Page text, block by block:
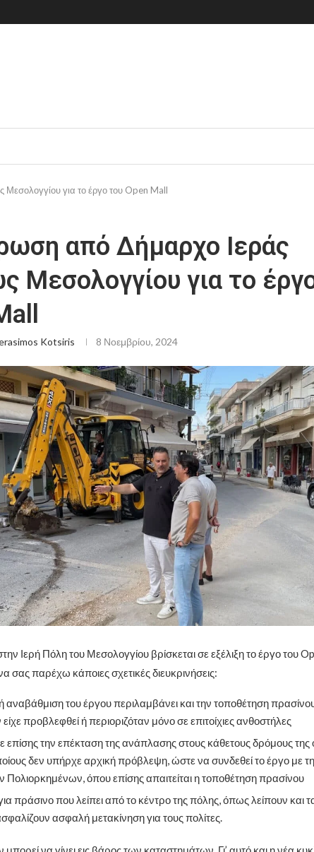
για το έργο του Open Mall
από Δήμαρχο Ιεράς
Μεσολογγίου για το
Kotsiris 8 Νοεμβρίου, 2024
Ιερή Πόλη του Μεσολογγίου βρίσκεται σε εξέλιξη το έργο του
σας παρέχω κάποιες σχετικές διευκρινήσεις:
αναβάθμιση του έργου περιλαμβάνει και την τοποθέτηση
προβλεφθεί ή περιοριζόταν μόνο σε επιτοίχιες ανθοστήλες
επίσης την επέκταση της ανάπλασης στους κάθετους δρόμους της
δεν υπήρχε αρχική πρόβλεψη, ώστε να συνδεθεί το έργο με
όπου επίσης απαιτείται η τοποθέτηση πρασίνου
πράσινο που λείπει από το κέντρο της πόλης, όπως λείπουν και
ασφαλή μετακίνηση για τους πολίτες.